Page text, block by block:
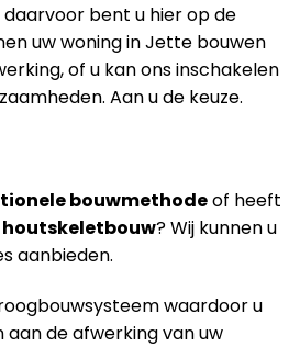
daarvoor bent u hier op de
uw woning in Jette bouwen
of u kan ons inschakelen
Aan u de keuze.
bouwmethodeof heeft
houtskeletbouw? Wij kunnen u
aanbieden.
waardoor u
de afwerking van uw